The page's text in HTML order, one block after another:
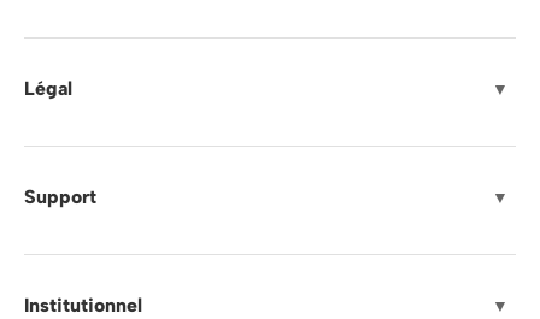
Légal ▼
Support ▼
Institutionnel ▼